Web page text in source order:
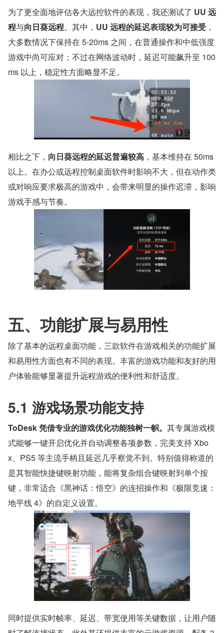
为了更全面地评估各大远控软件的表现，我还测试了 UU 远
程与向日葵远程。其中， UU 远程的延迟表现较为可接受 ，
大多数情况下保持在 5-20ms 之间，在普通操作和中低强度
游戏中尚可应对；不过在网络波动时，延迟可能飙升至 100
ms 以上，稳定性方面略显不足。
相比之下， 向日葵远程的延迟普遍较高 ，基本维持在 50ms
以上。在办公或远程控制桌面软件时影响不大，但在动作类
或对响应要求极高的游戏中，会带来明显的操作迟滞，影响
游戏手感与节奏。
五、功能扩展与易用性
除了基本的远程桌面功能，三款软件在游戏相关的功能扩展
和易用性方面也有不同的表现。丰富的游戏功能和友好的用
户体验能够显著提升远程游戏的便利性和舒适度。
5.1 游戏场景功能支持
ToDesk 凭借专业的游戏优化功能独树一帜。 其专属游戏模
式能够一键开启优化并自动调整各项参数，完美支持 Xbo
x、PS5 等主流手柄且延迟几乎察觉不到。特别值得称道的
是其智能快捷键映射功能，能将复杂组合键映射到单个按
键，非常适合《黑神话：悟空》的连招操作和《极限竞速：
地平线 4》的自定义设置。
同时提供实时帧率、延迟、带宽使用等关键数据，让用户随